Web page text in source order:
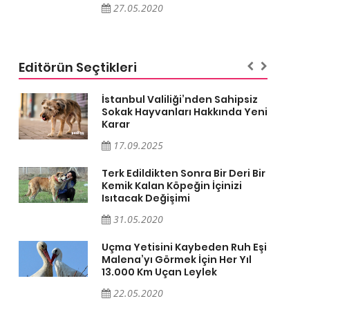
27.05.2020
Editörün Seçtikleri
İstanbul Valiliği’nden Sahipsiz
Sokak Hayvanları Hakkında Yeni
Karar
17.09.2025
Terk Edildikten Sonra Bir Deri Bir
Kemik Kalan Köpeğin İçinizi
Isıtacak Değişimi
31.05.2020
Uçma Yetisini Kaybeden Ruh Eşi
Malena’yı Görmek İçin Her Yıl
13.000 Km Uçan Leylek
22.05.2020